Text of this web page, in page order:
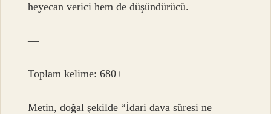
heyecan verici hem de düşündürücü.
—
Toplam kelime: 680+
Metin, doğal şekilde “İdari dava süresi ne